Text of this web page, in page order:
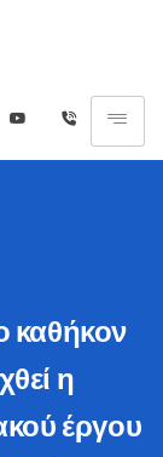
καθήκον
η
έργου